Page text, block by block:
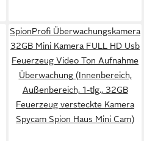
SpionProfi Überwachungskamera
32GB Mini Kamera FULL HD Usb
Feuerzeug Video Ton Aufnahme
Überwachung (Innenbereich,
Außenbereich, 1-tlg., 32GB
Feuerzeug versteckte Kamera
Spycam Spion Haus Mini Cam)